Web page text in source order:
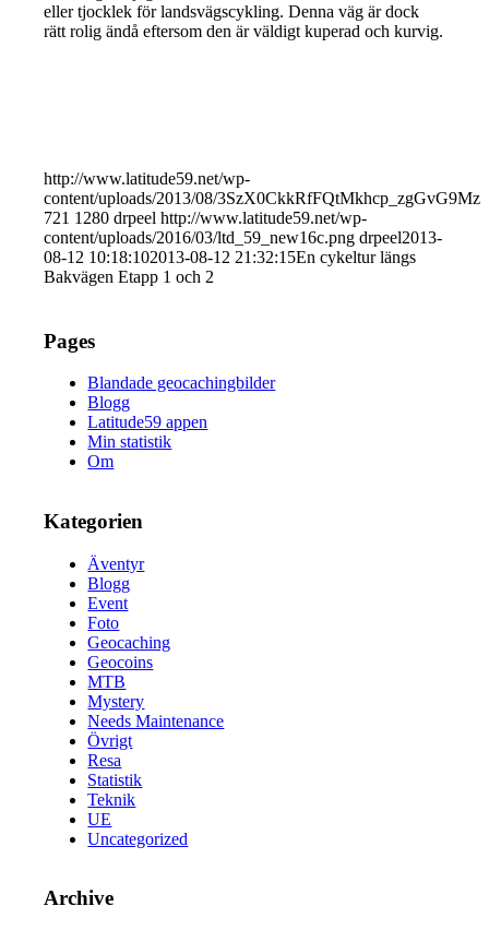
eller tjocklek för landsvägscykling. Denna väg är dock
rätt rolig ändå eftersom den är väldigt kuperad och kurvig.
http://www.latitude59.net/wp-
content/uploads/2013/08/
721 1280 drpeel http://www.latitude59.net/wp-
content/uploads/2016/03/ltd_59_new16c.png drpeel2013-
08-12 10:18:102013-08-12 21:32:15En cykeltur längs
Bakvägen Etapp 1 och 2
Pages
Blandade geocachingbilder
Blogg
Latitude59 appen
Min statistik
Om
Kategorien
Äventyr
Blogg
Event
Foto
Geocaching
Geocoins
MTB
Mystery
Needs Maintenance
Övrigt
Resa
Statistik
Teknik
UE
Uncategorized
Archive